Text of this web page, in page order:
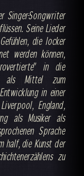
Singer-Songwriter
Seine Lieder
die locker
werden können,
in die
als Mittel zum
in einer
England,
als Musiker als
Sprache
half, die Kunst der
zu